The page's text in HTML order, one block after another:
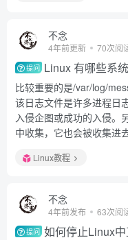
不念
4年前更新 70次阅
提问 Linux 有哪些系
比较重要的是/var/log/
该日志文件是许多进程日
入侵企图或成功的入侵。
中收集，它也会被收集进去
Linux教程
不念
4年前发布 63次阅
提问 如何停止Linux中